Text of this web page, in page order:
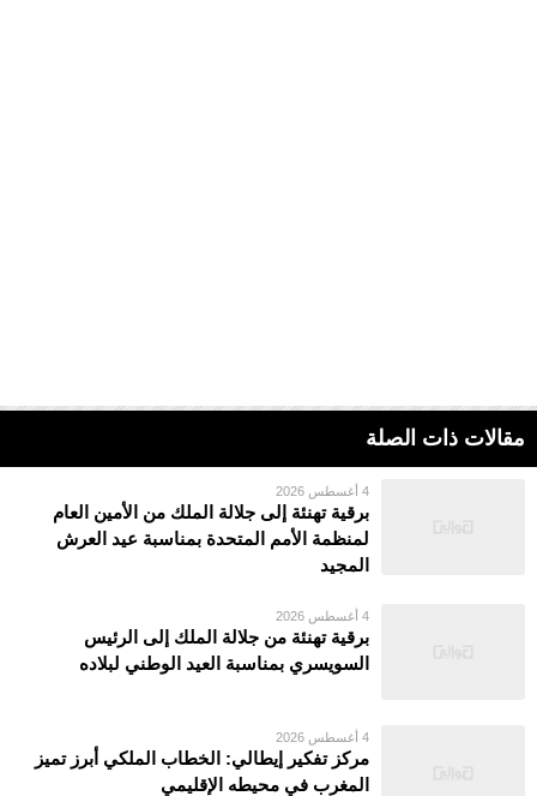
مقالات ذات الصلة
4 أغسطس 2026
برقية تهنئة إلى جلالة الملك من الأمين العام
لمنظمة الأمم المتحدة بمناسبة عيد العرش
المجيد
4 أغسطس 2026
برقية تهنئة من جلالة الملك إلى الرئيس
السويسري بمناسبة العيد الوطني لبلاده
4 أغسطس 2026
مركز تفكير إيطالي: الخطاب الملكي أبرز تميز
المغرب في محيطه الإقليمي